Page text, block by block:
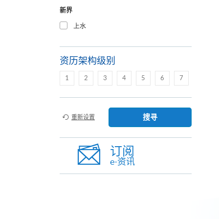
新界
上水
资历架构级别
1 2 3 4 5 6 7
重新设置 搜寻
订阅
e-资讯